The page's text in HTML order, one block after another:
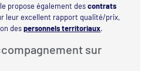
propose également descontrats
leur excellent rapport qualité/prix,
despersonnels territoriaux.
sur